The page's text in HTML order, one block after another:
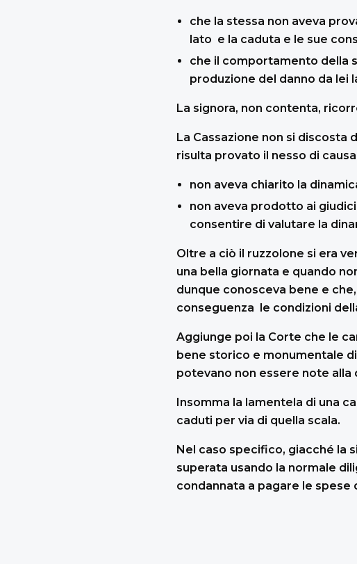
che la stessa non aveva
lato e la caduta e le sue
che il comportamento della
produzione del danno da lei
La signora, non contenta,
La Cassazione non si
risulta provato il nesso di
non aveva chiarito la
non aveva prodotto ai
consentire di valutare la
Oltre a ciò il ruzzolone si era
una bella giornata e quando
dunque conosceva bene e
conseguenza le condizioni
Aggiunge poi la Corte che le
bene storico e monumentale
potevano non essere note alla
Insomma la lamentela di una
caduti per via di quella scala.
Nel caso specifico, giacché la
superata usando la normale
condannata a pagare le spese